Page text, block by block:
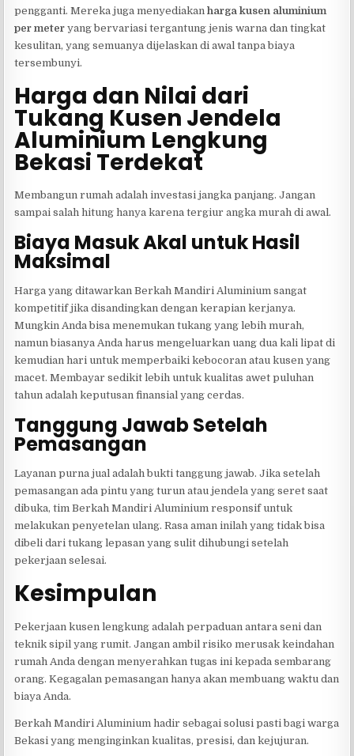
pengganti. Mereka juga menyediakanharga kusen aluminium
per meter yang bervariasi tergantung jenis warna dan tingkat
kesulitan, yang semuanya dijelaskan di awal tanpa biaya
tersembunyi.
Harga dan Nilai dari
Tukang Kusen Jendela
Aluminium Lengkung
Bekasi Terdekat
Membangun rumah adalah investasi jangka panjang. Jangan
sampai salah hitung hanya karena tergiur angka murah di awal.
Biaya Masuk Akal untuk Hasil
Maksimal
Harga yang ditawarkan Berkah Mandiri Aluminium sangat
kompetitif jika disandingkan dengan kerapian kerjanya.
Mungkin Anda bisa menemukan tukang yang lebih murah,
namun biasanya Anda harus mengeluarkan uang dua kali lipat di
kemudian hari untuk memperbaiki kebocoran atau kusen yang
macet. Membayar sedikit lebih untuk kualitas awet puluhan
tahun adalah keputusan finansial yang cerdas.
Tanggung Jawab Setelah
Pemasangan
Layanan purna jual adalah bukti tanggung jawab. Jika setelah
pemasangan ada pintu yang turun atau jendela yang seret saat
dibuka, tim Berkah Mandiri Aluminium responsif untuk
melakukan penyetelan ulang. Rasa aman inilah yang tidak bisa
dibeli dari tukang lepasan yang sulit dihubungi setelah
pekerjaan selesai.
Kesimpulan
Pekerjaan kusen lengkung adalah perpaduan antara seni dan
teknik sipil yang rumit. Jangan ambil risiko merusak keindahan
rumah Anda dengan menyerahkan tugas ini kepada sembarang
orang. Kegagalan pemasangan hanya akan membuang waktu dan
biaya Anda.
Berkah Mandiri Aluminium hadir sebagai solusi pasti bagi warga
Bekasi yang menginginkan kualitas, presisi, dan kejujuran.